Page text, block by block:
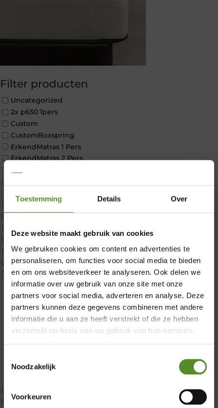
Toestemming Details Over
Deze website maakt gebruik van cookies
We gebruiken cookies om content en advertenties te
personaliseren, om functies voor social media te bieden
en om ons websiteverkeer te analyseren. Ook delen we
informatie over uw gebruik van onze site met onze
partners voor social media, adverteren en analyse. Deze
partners kunnen deze gegevens combineren met andere
informatie die u aan ze heeft verstrekt of die ze hebben
verzameld op basis van uw gebruik van hun services.
Noodzakelijk
Voorkeuren
Filter producten
Uncategorized
2x p650 1pers
Custom
CustomBoxspring
ErkendMatras 1 Pers
ErkendMatras 2 Pers
p350 1 Pers
p350 2 Pers
P650 25cm Tweepersoons een kern aanpasbaar
P650 Twijfelaar
Toppers
Maatvoering
1 persoon
2 personen
2 personen split
Twijfelaar
Latex
Tweepersoons 1 kern product